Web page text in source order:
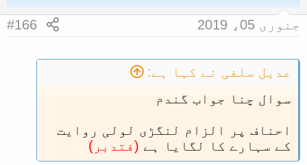
جنوری 05، 2019 #166
عدیل سلفی نے کہا ہے:
سوال چنا جواب گندم
احناف پر الزام لنگڑی لولی روایت
کے سہارے کا لگایا ہے (فتدبر)